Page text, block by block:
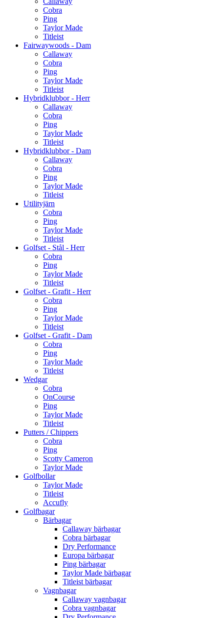
Cobra
Ping
Taylor Made
Titleist
Fairwaywoods - Dam
Callaway
Cobra
Ping
Taylor Made
Titleist
Hybridklubbor - Herr
Callaway
Cobra
Ping
Taylor Made
Titleist
Hybridklubbor - Dam
Callaway
Cobra
Ping
Taylor Made
Titleist
Utilityjärn
Cobra
Ping
Taylor Made
Titleist
Golfset - Stål - Herr
Cobra
Ping
Taylor Made
Titleist
Golfset - Grafit - Herr
Cobra
Ping
Taylor Made
Titleist
Golfset - Grafit - Dam
Cobra
Ping
Taylor Made
Titleist
Wedgar
Cobra
OnCourse
Ping
Taylor Made
Titleist
Putters / Chippers
Cobra
Ping
Scotty Cameron
Taylor Made
Golfbollar
Taylor Made
Titleist
Accufly
Golfbagar
Bärbagar
Callaway bärbagar
Cobra bärbagar
Dry Performance
Europa bärbagar
Ping bärbagar
Taylor Made bärbagar
Titleist bärbagar
Vagnbagar
Callaway vagnbagar
Cobra vagnbagar